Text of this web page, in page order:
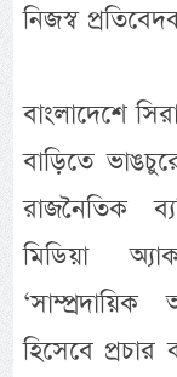
নিজস্ব
বাংলাদেশে
বাড়িতে
রাজনৈতিক
মিডিয়া
হিসেবে